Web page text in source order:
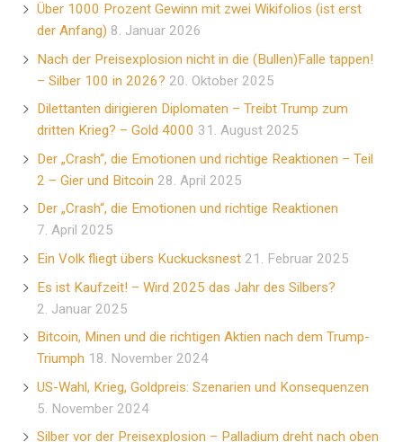
Über 1000 Prozent Gewinn mit zwei Wikifolios (ist erst
der Anfang) 8. Januar 2026
Nach der Preisexplosion nicht in die (Bullen)Falle tappen!
– Silber 100 in 2026? 20. Oktober 2025
Dilettanten dirigieren Diplomaten – Treibt Trump zum
dritten Krieg? – Gold 4000 31. August 2025
Der „Crash“, die Emotionen und richtige Reaktionen – Teil
2 – Gier und Bitcoin 28. April 2025
Der „Crash“, die Emotionen und richtige Reaktionen
7. April 2025
Ein Volk fliegt übers Kuckucksnest 21. Februar 2025
Es ist Kaufzeit! – Wird 2025 das Jahr des Silbers?
2. Januar 2025
Bitcoin, Minen und die richtigen Aktien nach dem Trump-
Triumph 18. November 2024
US-Wahl, Krieg, Goldpreis: Szenarien und Konsequenzen
5. November 2024
Silber vor der Preisexplosion – Palladium dreht nach oben